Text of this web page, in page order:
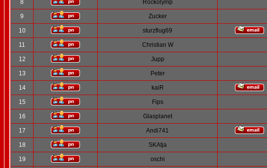
8 Rockolymp
9 Zucker
10 sturzflug69
11 Christian W
12 Jupp
13 Peter
14 kaiR
15 Fips
16 Glasplanet
17 Andi741
18 SKAtja
19 oschi